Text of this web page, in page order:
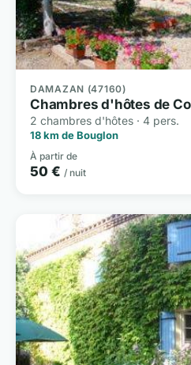
DAMAZAN (47160)
Chambres d'hôtes de
2 chambres d'hôtes · 4 pers.
18 km de Bouglon
À partir de
50 € / nuit